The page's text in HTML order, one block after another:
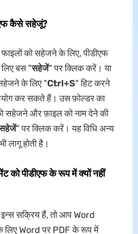
कैसे सहेजूं?
फाइलों को सहेजने के लिए, पीडीएफ
बस "सहेजें" पर क्लिक करें। या
के लिए "Ctrl+S" हिट करने
कर सकते हैं। उस फ़ोल्डर का
और फ़ाइल को नाम देने की
" पर क्लिक करें। यह विधि अन्य
लागू होती है।
को पीडीएफ के रूप में क्यों नहीं
सक्रिय हैं, तो आप Word
लिए Word पर PDF के रूप में